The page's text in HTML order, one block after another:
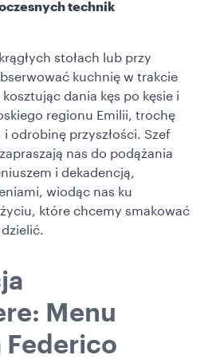
technik
stołach lub przy
kuchnię w trakcie
dania kęs po kęsie i
regionu Emilii, trochę
odrobinę przyszłości. Szef
nas do podążania
i dekadencją,
wiodąc nas ku
które chcemy smakować
Menu
Federico